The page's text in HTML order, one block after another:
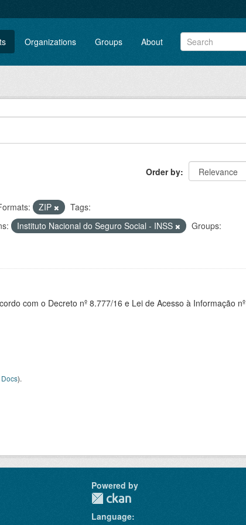
Organizations Groups About
Order by
ZIP
Tags:
Instituto Nacional do Seguro Social - INSS
Groups:
com o Decreto nº 8.777/16 e Lei de Acesso à Informação nº
).
Powered by
Language